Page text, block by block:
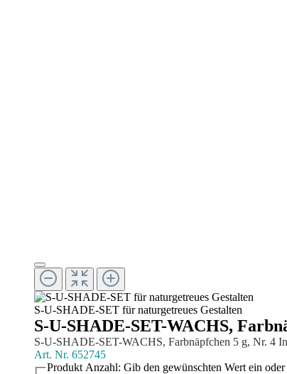
S-U-SHADE-SET für naturgetreues Gestalten
S-U-SHADE-SET-WACHS,
S-U-SHADE-SET-WACHS, Farbnäpfchen 5 g, Nr. 4
Art. Nr. 652745
Produkt Anzahl: Gib den gewünschten Wert ein